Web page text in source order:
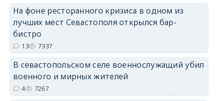
erid: 2SDnjdPjgYS
На фоне ресторанного кризиса в одном из
лучших мест Севастополя открылся бар-
бистро
13 7337
В севастопольском селе военнослужащий убил
военного и мирных жителей
4 7267